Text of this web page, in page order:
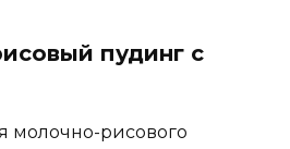
пудинг с
молочно-рисового